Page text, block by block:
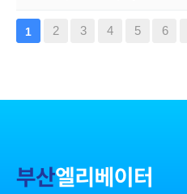
1 2 3 4 5 6